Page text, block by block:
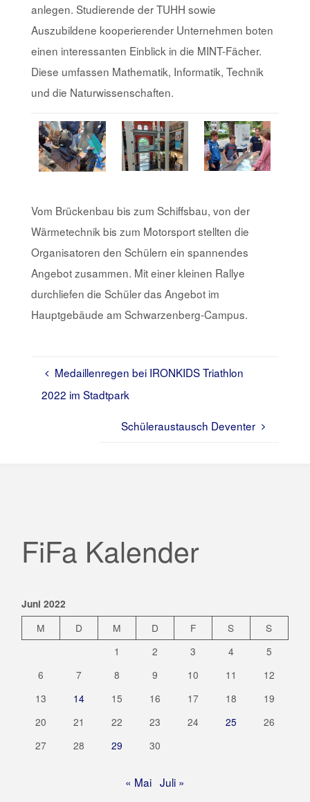
anlegen. Studierende der TUHH sowie
Auszubildene kooperierender Unternehmen boten
einen interessanten Einblick in die MINT-Fächer.
Diese umfassen Mathematik, Informatik, Technik
und die Naturwissenschaften.
Vom Brückenbau bis zum Schiffsbau, von der
Wärmetechnik bis zum Motorsport stellten die
Organisatoren den Schülern ein spannendes
Angebot zusammen. Mit einer kleinen Rallye
durchliefen die Schüler das Angebot im
Hauptgebäude am Schwarzenberg-Campus.
Medaillenregen bei IRONKIDS Triathlon
2022 im Stadtpark
Schüleraustausch Deventer
FiFa Kalender
Juni 2022
M D M D F S
S
1
2 3 4
5
6
7 8 9 10 11
12
13
14 15 16 17 18
19
20
21 22 23 24 25
26
27
28 29 30
« Mai Juli »